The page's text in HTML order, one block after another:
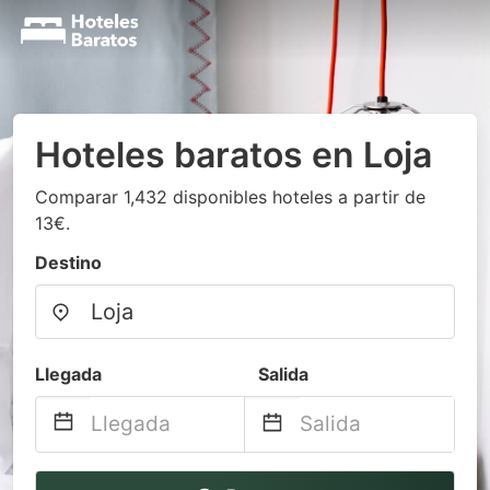
Hoteles baratos en Loja
Comparar 1,432 disponibles hoteles a partir de
13€.
Destino
Llegada Salida
Navigate
Navigate